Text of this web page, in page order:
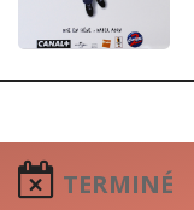
TERMINÉ